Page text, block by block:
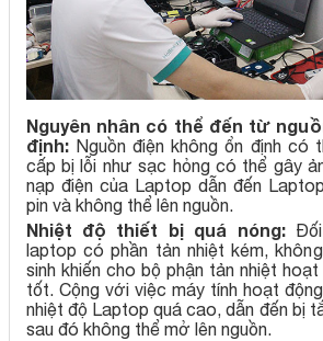
Nguyên nhân có thể đến từ
định: Nguồn điện không ổn định có
cấp bị lỗi như sạc hỏng có thể gây
nạp điện của Laptop dẫn đến
pin và không thể lên nguồn.
Nhiệt độ thiết bị quá nóng:Đối
laptop có phần tản nhiệt kém,
sinh khiến cho bộ phận tản nhiệt
tốt. Cộng với việc máy tính hoạt
nhiệt độ Laptop quá cao, dẫn đến bị
sau đó không thể mở lên nguồn.